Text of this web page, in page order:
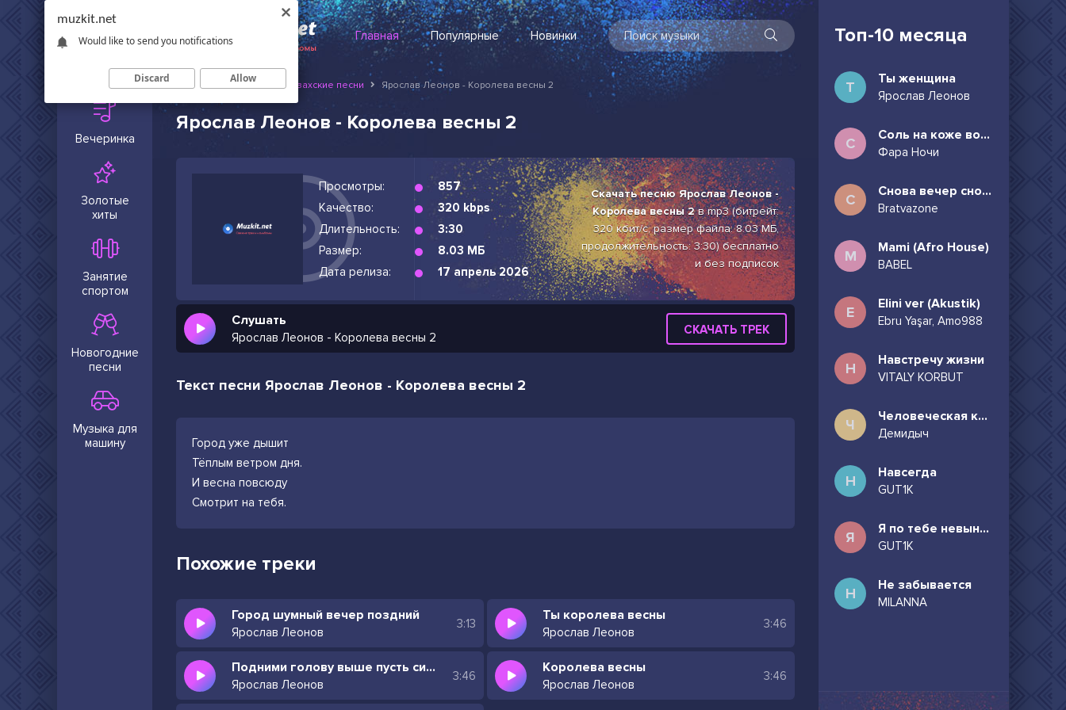
Главная Популярные
Новинки
Вечеринка
Золотые
хиты
Занятие
спортом
Новогодние
песни
Музыка для
машину
Muzkit.net Русские и казахские песни Ярослав Леонов - Королева весны 2
Ярослав Леонов - Королева весны 2
Просмотры:
857
Качество:
320 kbps
Длительность:
3:30
Размер:
8.03 МБ
Дата релиза:
17 апрель 2026
Скачать песню Ярослав Леонов -
Королева весны 2в mp3 (битрейт:
320 кбит/с, размер файла: 8.03 МБ,
продолжительность: 3:30) бесплатно
и без подписок
Слушать
Ярослав Леонов - Королева весны 2
СКАЧАТЬ ТРЕК
Текст песни Ярослав Леонов - Королева весны 2
Город уже дышит
Тёплым ветром дня.
И весна повсюду
Смотрит на тебя.
Похожие треки
Город шумный вечер поздний
Ярослав Леонов
3:13
Ты королева весны
Ярослав Леонов
3:46
Подними голову выше пусть сияют глаза
Ярослав Леонов
3:46
Королева весны
Ярослав Леонов
3:46
Топ-10 месяца
Т Ты женщина
Ярослав Леонов
С Соль на коже волосы в пучок
Фара Ночи
С Снова вечер снова дождь может всё таки придёшь
Bratvazone
M Mami (Afro House)
BABEL
E Elini ver (Akustik)
Ebru Yaşar, Amo988
Н Навстречу жизни
VITALY KORBUT
Ч Человеческая комедия
Демидыч
Н Навсегда
GUT1K
Я Я по тебе невыносимо скучаю
GUT1K
Н Не забывается
MILANNA
muzkit.net
Would like to send you notifications
Discard Allow